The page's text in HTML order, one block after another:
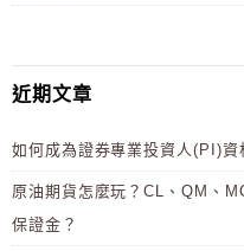
近期文章
如何成為證券專業投資人(PI)
原油期貨怎麼玩？CL、QM、
保證金？